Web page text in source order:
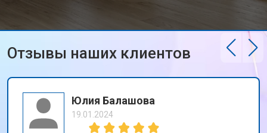
Отзывы наших клиентов
Юлия Балашова
19.01.2024